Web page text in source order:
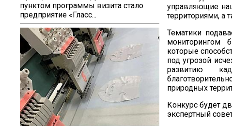
пунктом программы визита стало
предприятие «Гласс...
управляющие
территориями, а
Тематики
мониторингом
которые
под угрозой
развитию
природных
Конкурс будет
экспертный